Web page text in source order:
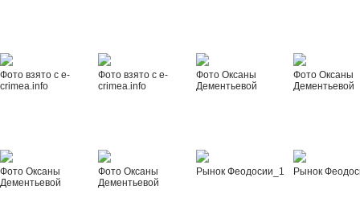
Фото взято с e-
crimea.info
Фото взято с e-
crimea.info
Фото Оксаны
Дементьевой
Фото Оксаны
Дементьевой
Фото Оксаны
Дементьевой
Фото Оксаны
Дементьевой
Рынок Феодосии_1 Рынок